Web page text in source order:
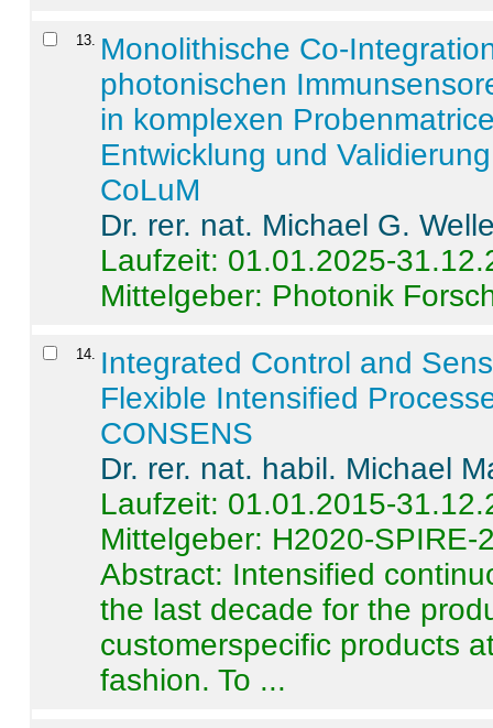
13
Monolithische Co-
photonischen
in komplexen
Entwicklung und
CoLuM
Dr. rer. nat. Michael G.
Laufzeit: 01.01.2025-
Mittelgeber: Photonik
14
Integrated Control and
Flexible Intensified
CONSENS
Dr. rer. nat. habil. Michael
Laufzeit: 01.01.2015-
Mittelgeber: H2020-SPIRE-
Abstract: Intensified
the last decade for the
customerspecific products
fashion. To ...